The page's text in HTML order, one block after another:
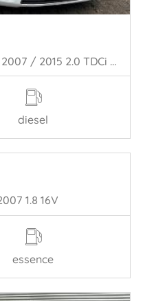
Mondeo IV Wagon, Combi, 2007 / 2015 2.0 TDCi 130 16V
diesel
1.8 16V
essence